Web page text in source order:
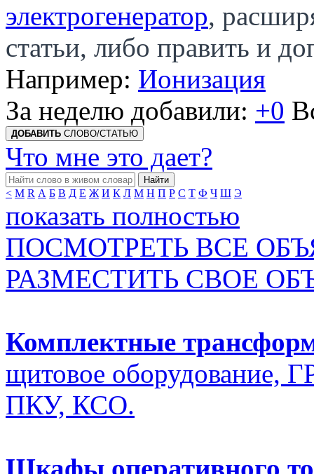
электрогенератор,
статьи, либо править и
Например: Ионизация
За неделю добавили: +0
ДОБАВИТЬ СЛОВО/СТАТЬЮ
Что мне это дает?
Найти
< M R А Б В Д Е Ж И К Л М Н П Р С Т Ф Ч Ш Э
показать полностью
ПОСМОТРЕТЬ ВСЕ
РАЗМЕСТИТЬ СВОЕ
Комплектные
щитовое оборудование,
ПКУ, КСО.